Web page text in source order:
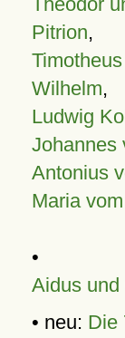
Pitrion,
Wilhelm,
Ludwig
Johannes
Antonius
Maria
•
Aidus und
• neu: Die